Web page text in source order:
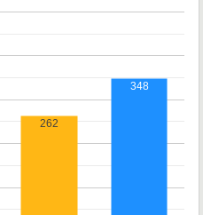
262
348